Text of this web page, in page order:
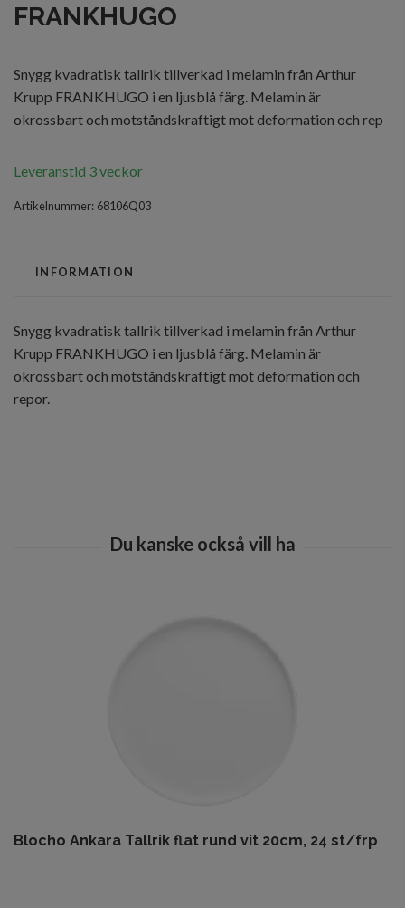
FRANKHUGO
Snygg kvadratisk tallrik tillverkad i melamin från Arthur
Krupp FRANKHUGO i en ljusblå färg. Melamin är
okrossbart och motståndskraftigt mot deformation och rep
Leveranstid 3 veckor
Artikelnummer: 68106Q03
INFORMATION
Snygg kvadratisk tallrik tillverkad i melamin från Arthur
Krupp FRANKHUGO i en ljusblå färg. Melamin är
okrossbart och motståndskraftigt mot deformation och
repor.
Blocho Ankara Tallrik flat rund vit 20cm, 24 st/frp